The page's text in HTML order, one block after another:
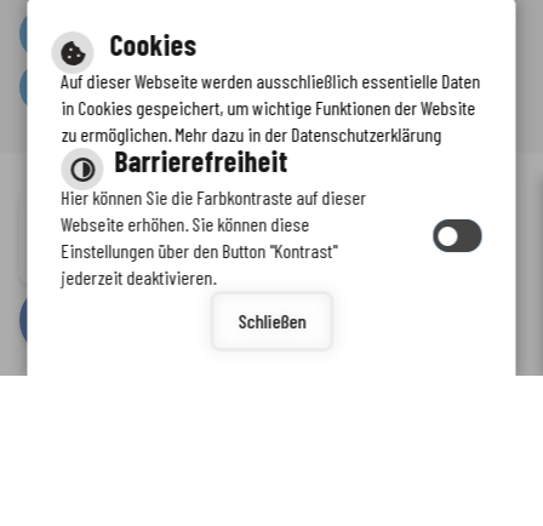
Presseinformationen
Serviceportal
Inhalt-Impressum-Datenschutzerklärung Kontaktformular -
Barrierefreiheit
bycm citymedia GmbH
Immer auf dem neuesten Stand
www.enkreis.de möchte Ihnen Benachrichtigungen senden
Cookies
Auf dieser Webseite werden ausschließlich essentielle Daten
in Cookies gespeichert, um wichtige Funktionen der Website
zu ermöglichen. Mehr dazu in der Datenschutzerklärung
Barrierefreiheit
Hier können Sie die Farbkontraste auf dieser
Webseite erhöhen. Sie können diese
Einstellungen über den Button "Kontrast"
jederzeit deaktivieren.
Schließen